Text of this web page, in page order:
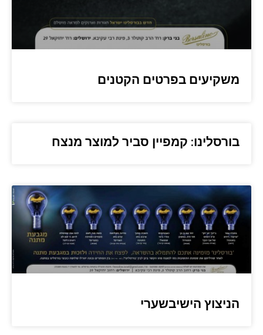
משקיעים בפרטים הקטנים
בורסלינו: קמפיין סביר למוצר מנצח
הניצוץ הישיבשערי